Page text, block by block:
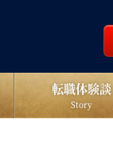
転職体験談
Story